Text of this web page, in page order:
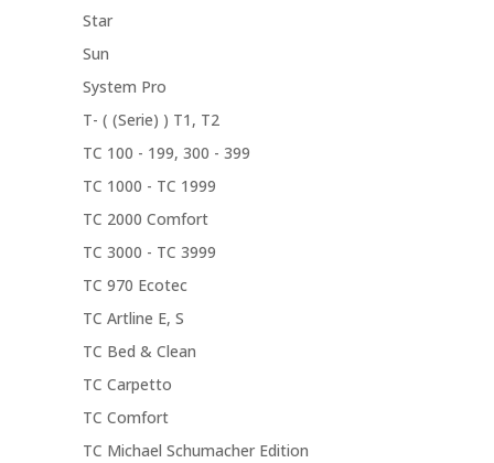
Star
Sun
System Pro
T- ( (Serie) ) T1, T2
TC 100 - 199, 300 - 399
TC 1000 - TC 1999
TC 2000 Comfort
TC 3000 - TC 3999
TC 970 Ecotec
TC Artline E, S
TC Bed & Clean
TC Carpetto
TC Comfort
TC Michael Schumacher Edition